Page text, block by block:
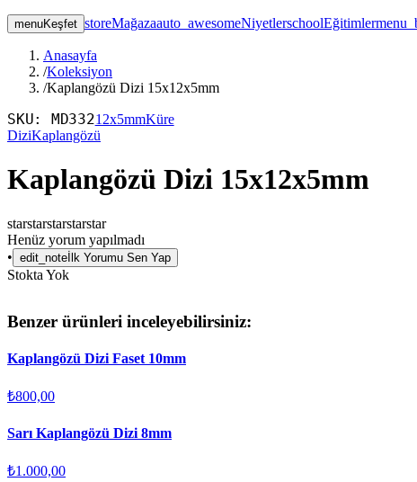
menuKeşfet storeMağazaauto_awesomeNiyetlerschoolEğitimler
Anasayfa
/Koleksiyon
/Kaplangözü Dizi 15x12x5mm
SKU: MD33212x5mmKüre
DiziKaplangözü
Kaplangözü Dizi 15x12x5mm
starstarstarstarstar
Henüz yorum yapılmadı
• edit_note İlk Yorumu Sen Yap
Stokta Yok
Benzer ürünleri inceleyebilirsiniz:
Kaplangözü Dizi Faset 10mm
₺800,00
Sarı Kaplangözü Dizi 8mm
₺1.000,00